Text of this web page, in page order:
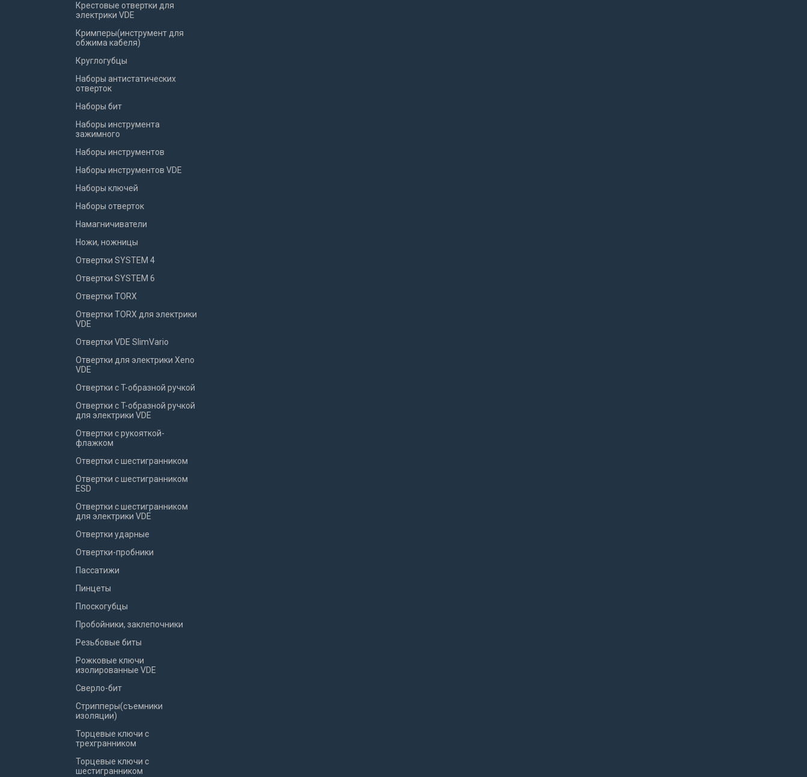
Крестовые отвертки для
электрики VDE
Кримперы(инструмент для
обжима кабеля)
Круглогубцы
Наборы антистатических
отверток
Наборы бит
Наборы инструмента
зажимного
Наборы инструментов
Наборы инструментов VDE
Наборы ключей
Наборы отверток
Намагничиватели
Ножи, ножницы
Отвертки SYSTEM 4
Отвертки SYSTEM 6
Отвертки TORX
Отвертки TORX для электрики
VDE
Отвертки VDE SlimVario
Отвертки для электрики Xeno
VDE
Отвертки с T-образной ручкой
Отвертки с T-образной ручкой
для электрики VDE
Отвертки с рукояткой-
флажком
Отвертки с шестигранником
Отвертки с шестигранником
ESD
Отвертки с шестигранником
для электрики VDE
Отвертки ударные
Отвертки-пробники
Пассатижи
Пинцеты
Плоскогубцы
Пробойники, заклепочники
Резьбовые биты
Рожковые ключи
изолированные VDE
Сверло-бит
Стрипперы(съемники
изоляции)
Торцевые ключи с
трехгранником
Торцевые ключи с
шестигранником